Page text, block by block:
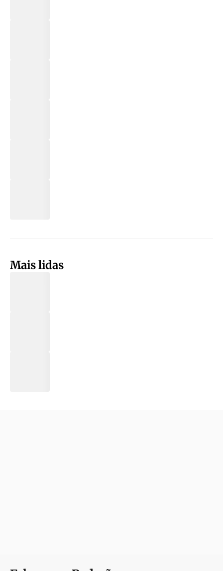
Mais lidas